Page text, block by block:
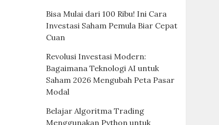
Bisa Mulai dari 100 Ribu! Ini Cara
Investasi Saham Pemula Biar Cepat
Cuan
Revolusi Investasi Modern:
Bagaimana Teknologi AI untuk
Saham 2026 Mengubah Peta Pasar
Modal
Belajar Algoritma Trading
Menggunakan Python untuk